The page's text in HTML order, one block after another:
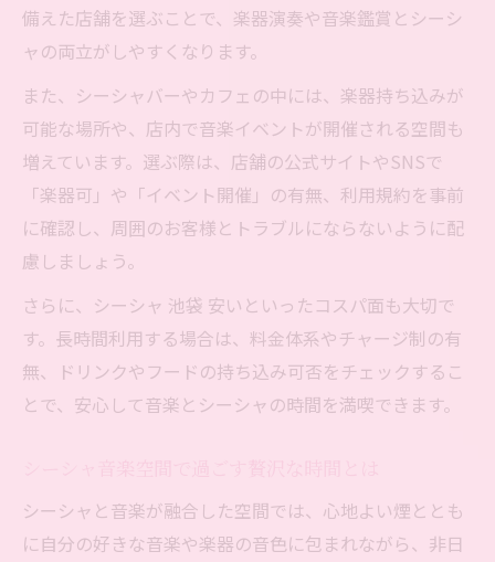
備えた店舗を選ぶことで、楽器演奏や音楽鑑賞とシーシ
ャの両立がしやすくなります。
また、シーシャバーやカフェの中には、楽器持ち込みが
可能な場所や、店内で音楽イベントが開催される空間も
増えています。選ぶ際は、店舗の公式サイトやSNSで
「楽器可」や「イベント開催」の有無、利用規約を事前
に確認し、周囲のお客様とトラブルにならないように配
慮しましょう。
さらに、シーシャ 池袋 安いといったコスパ面も大切で
す。長時間利用する場合は、料金体系やチャージ制の有
無、ドリンクやフードの持ち込み可否をチェックするこ
とで、安心して音楽とシーシャの時間を満喫できます。
シーシャと音楽が融合した空間では、心地よい煙ととも
に自分の好きな音楽や楽器の音色に包まれながら、非日